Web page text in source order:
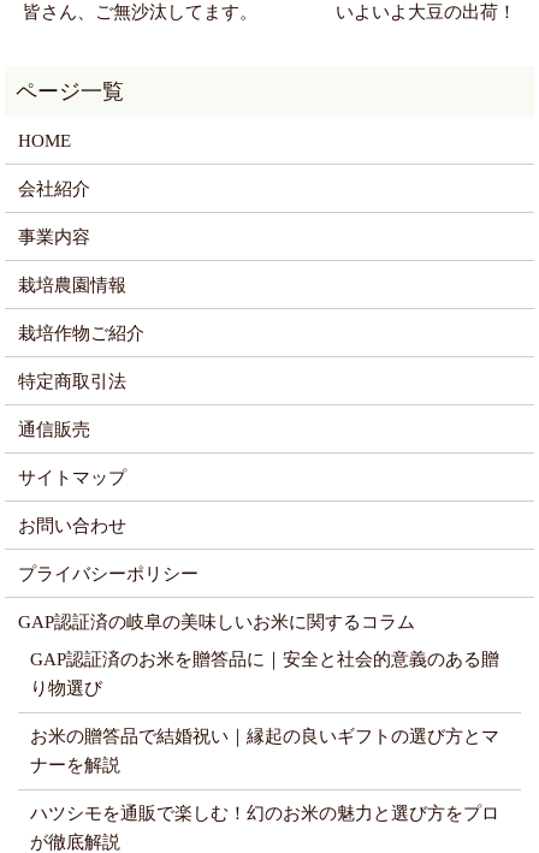
皆さん、ご無沙汰してます。 いよいよ大豆の出荷！
HOME
会社紹介
事業内容
栽培農園情報
栽培作物ご紹介
特定商取引法
通信販売
サイトマップ
お問い合わせ
プライバシーポリシー
GAP認証済の岐阜の美味しいお米に関するコラム
GAP認証済のお米を贈答品に｜安全と社会的意義のある贈
り物選び
お米の贈答品で結婚祝い｜縁起の良いギフトの選び方とマ
ナーを解説
ハツシモを通販で楽しむ！幻のお米の魅力と選び方をプロ
が徹底解説